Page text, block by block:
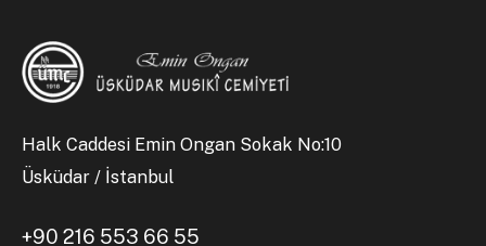
Halk Caddesi Emin Ongan Sokak No:10
Üsküdar / İstanbul
+90 216 553 66 55